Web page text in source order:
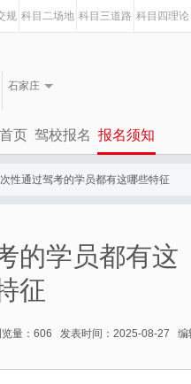
规 科目二场地 科目三道路 科目四理论
石家庄
首页 驾校报名 报名须知
性通过驾考的学员都有这哪些特征
的学员都有这
征
览量：606 发表时间：2025-08-27 编